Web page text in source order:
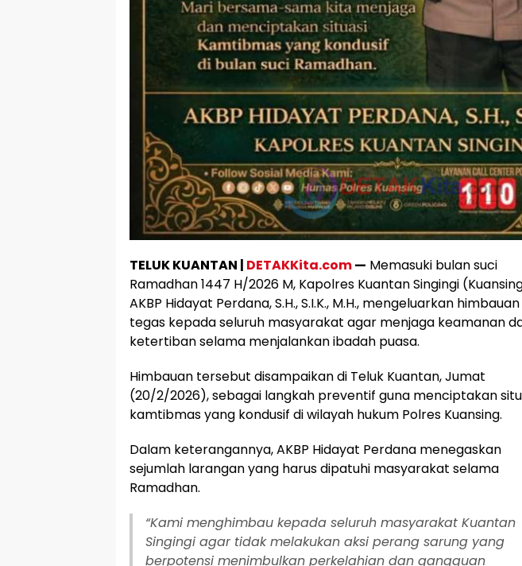
TELUK KUANTAN | DETAKKita.com— Memasuki bulan suci
Ramadhan 1447 H/2026 M, Kapolres Kuantan Singingi
AKBP Hidayat Perdana, S.H., S.I.K., M.H., mengeluarkan himbauan
tegas kepada seluruh masyarakat agar menjaga keamanan
ketertiban selama menjalankan ibadah puasa.
Himbauan tersebut disampaikan di Teluk Kuantan, Jumat
(20/2/2026), sebagai langkah preventif guna menciptakan
kamtibmas yang kondusif di wilayah hukum Polres Kuansing.
Dalam keterangannya, AKBP Hidayat Perdana menegaskan
sejumlah larangan yang harus dipatuhi masyarakat selama
Ramadhan.
“Kami menghimbau kepada seluruh masyarakat Kuantan
Singingi agar tidak melakukan aksi perang sarung yang
berpotensi menimbulkan perkelahian dan gangguan